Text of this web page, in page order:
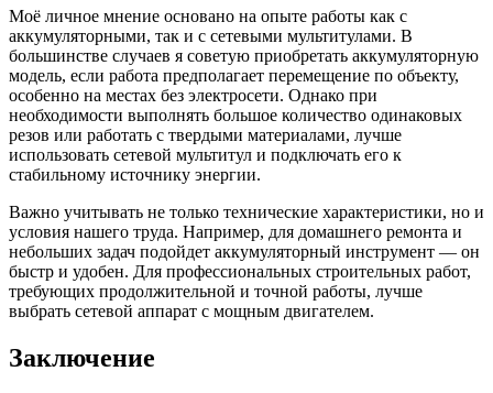
Моё личное мнение основано на опыте работы как с
аккумуляторными, так и с сетевыми мультитулами. В
большинстве случаев я советую приобретать аккумуляторную
модель, если работа предполагает перемещение по объекту,
особенно на местах без электросети. Однако при
необходимости выполнять большое количество одинаковых
резов или работать с твердыми материалами, лучше
использовать сетевой мультитул и подключать его к
стабильному источнику энергии.
Важно учитывать не только технические характеристики, но и
условия нашего труда. Например, для домашнего ремонта и
небольших задач подойдет аккумуляторный инструмент — он
быстр и удобен. Для профессиональных строительных работ,
требующих продолжительной и точной работы, лучше
выбрать сетевой аппарат с мощным двигателем.
Заключение